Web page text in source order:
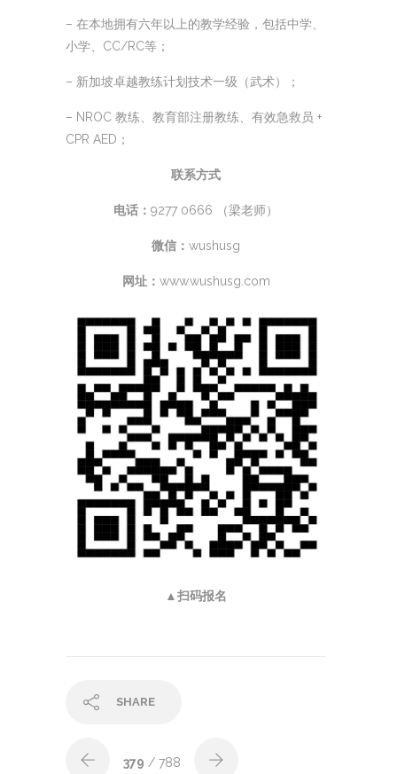
– 在本地拥有六年以上的教学经验，包括中学、
小学、CC/RC等；
– 新加坡卓越教练计划技术一级（武术）；
– NROC 教练、教育部注册教练、有效急救员 +
CPR AED；
联系方式
电话： 9277 0666 （梁老师）
微信： wushusg
网址： www.wushusg.com
▲扫码报名
SHARE
379 / 788